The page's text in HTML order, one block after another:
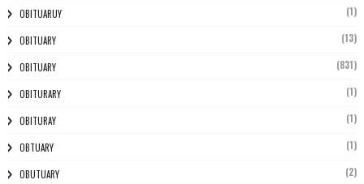
OBITUARUY (1)
OBITUARY (13)
OBITUARY (831)
OBITURARY (1)
OBITURAY (1)
OBTUARY (1)
OBUTUARY (2)